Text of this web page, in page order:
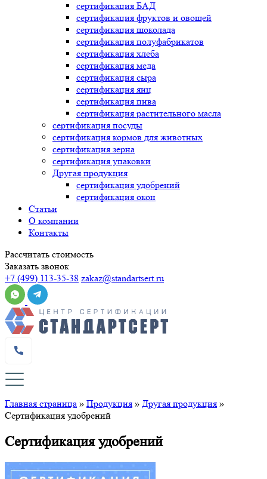
сертификация БАД
сертификация фруктов и овощей
сертификация шоколада
сертификация полуфабрикатов
сертификация хлеба
сертификация меда
сертификация сыра
сертификация яиц
сертификация пива
сертификация растительного масла
сертификация посуды
сертификация кормов для животных
сертификация зерна
сертификация упаковки
Другая продукция
сертификация удобрений
сертификация окон
Статьи
О компании
Контакты
Рассчитать стоимость
Заказать звонок
+7 (499) 113-35-38 zakaz@standartsert.ru
Главная страница » Продукция » Другая продукция »
Сертификация удобрений
Сертификация удобрений